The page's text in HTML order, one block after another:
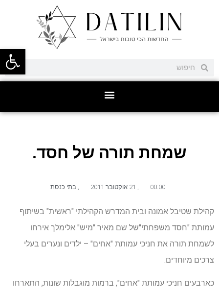
פתח
שמחת תורה של חסד.
00:00
,
, בתי כנסת
קהילת שטיבל אמונה ובית המדרש הקהילתי "ראשית" בשיתוף
עמותת "חסד משפחתי"של שם מאיר "מיש" אלימלך אירחו
לשמחת תורה את חניכי עמותת "אחים" – ילדים ונערים בעלי
צרכים מיוחדים.
כארבעים חניכי עמותת "אחים", ברמות מוגבלות שונות, התארחו